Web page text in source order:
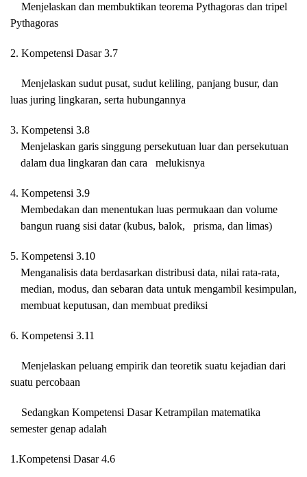
Menjelaskan dan membuktikan teorema Pythagoras dan tripel
Pythagoras
2. Kompetensi Dasar 3.7
Menjelaskan sudut pusat, sudut keliling, panjang busur, dan
luas juring lingkaran, serta hubungannya
3. Kompetensi 3.8
Menjelaskan garis singgung persekutuan luar dan persekutuan
dalam dua lingkaran dan cara
melukisnya
4. Kompetensi 3.9
Membedakan dan menentukan luas permukaan dan volume
bangun ruang sisi datar (kubus, balok,
prisma, dan limas)
5. Kompetensi 3.10
Menganalisis data berdasarkan distribusi data, nilai rata-rata,
median, modus, dan sebaran data untuk mengambil kesimpulan,
membuat keputusan, dan membuat prediksi
6. Kompetensi 3.11
Menjelaskan peluang empirik dan teoretik suatu kejadian dari
suatu percobaan
Sedangkan Kompetensi Dasar Ketrampilan matematika
semester genap adalah
1.Kompetensi Dasar 4.6